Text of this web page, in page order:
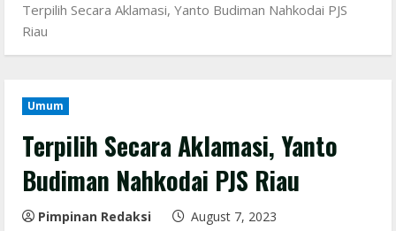
Terpilih Secara Aklamasi, Yanto Budiman Nahkodai PJS
Riau
Umum
Terpilih Secara Aklamasi, Yanto
Budiman Nahkodai PJS Riau
Pimpinan Redaksi
August 7, 2023